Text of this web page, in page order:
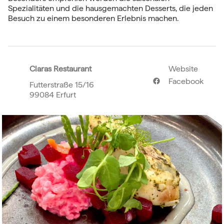
Spezialitäten und die hausgemachten Desserts, die jeden
Besuch zu einem besonderen Erlebnis machen.
Claras Restaurant
Futterstraße 15/16
99084 Erfurt
Website
Facebook